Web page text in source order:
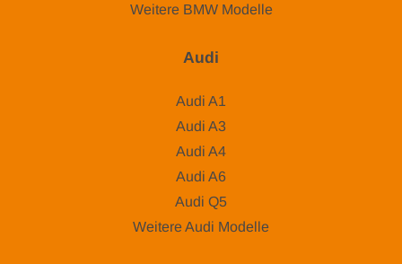
Weitere BMW Modelle
Audi
Audi A1
Audi A3
Audi A4
Audi A6
Audi Q5
Weitere Audi Modelle